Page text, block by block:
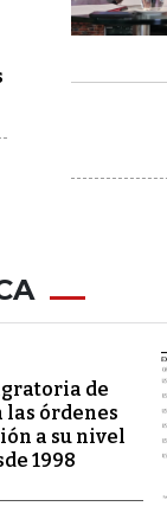
de
órdenes
a su nivel
1998